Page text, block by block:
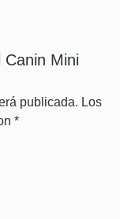
Canin Mini
publicada. Los
*